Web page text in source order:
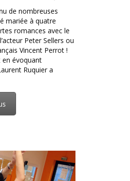
de nombreuses
mariée à quatre
romances avec le
Peter Sellers ou
Vincent Perrot !
en évoquant
Ruquier a